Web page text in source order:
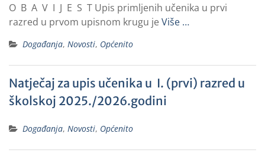
O B A V I J E S T Upis primljenih učenika u prvi
razred u prvom upisnom krugu jeViše …
Događanja, Novosti, Općenito
Natječaj za upis učenika u I. (prvi) razred u
školskoj 2025./2026.godini
Događanja, Novosti, Općenito